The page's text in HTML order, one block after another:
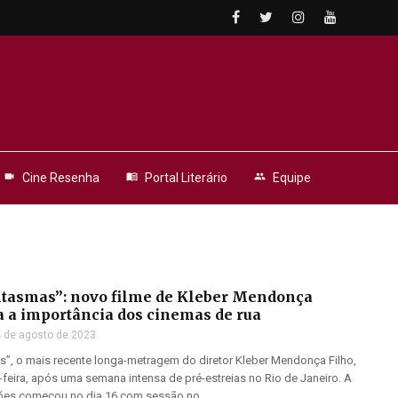
videocam Cine Resenha menu_book Portal Literário people Equipe
novo filme de Kleber Mendonça
a importância dos cinemas de rua
de agosto de 2023
o mais recente longa-metragem do diretor Kleber Mendonça Filho,
após uma semana intensa de pré-estreias no Rio de Janeiro. A